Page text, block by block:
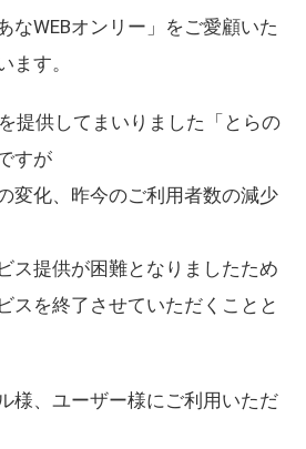
なWEBオンリー」をご愛顧いた
ます。
提供してまいりました「とらの
すが
変化、昨今のご利用者数の減少
ス提供が困難となりましたため
スを終了させていただくことと
様、ユーザー様にご利用いただ